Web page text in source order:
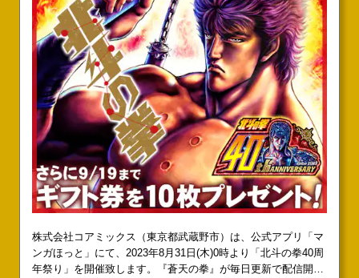
株式会社コアミックス（東京都武蔵野市）は、公式アプリ「マ
ンガほっと」にて、2023年8月31日(木)0時より「北斗の拳40周
年祭り」を開催致します。『蒼天の拳』が毎日更新で配信開